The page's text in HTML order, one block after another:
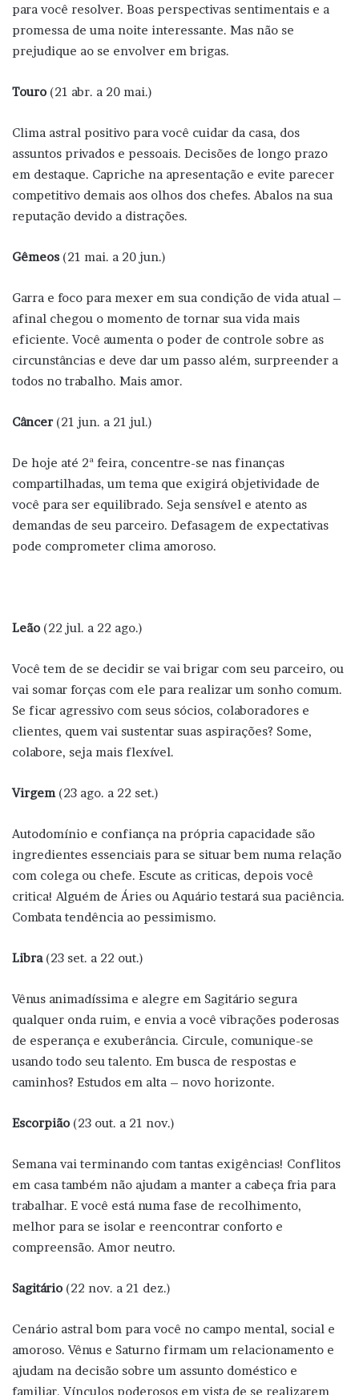
para você resolver. Boas perspectivas sentimentais e a
promessa de uma noite interessante. Mas não se
prejudique ao se envolver em brigas.
Touro (21 abr. a 20 mai.)
Clima astral positivo para você cuidar da casa, dos
assuntos privados e pessoais. Decisões de longo prazo
em destaque. Capriche na apresentação e evite parecer
competitivo demais aos olhos dos chefes. Abalos na sua
reputação devido a distrações.
Gêmeos (21 mai. a 20 jun.)
Garra e foco para mexer em sua condição de vida atual –
afinal chegou o momento de tornar sua vida mais
eficiente. Você aumenta o poder de controle sobre as
circunstâncias e deve dar um passo além, surpreender a
todos no trabalho. Mais amor.
Câncer (21 jun. a 21 jul.)
De hoje até 2ª feira, concentre-se nas finanças
compartilhadas, um tema que exigirá objetividade de
você para ser equilibrado. Seja sensível e atento as
demandas de seu parceiro. Defasagem de expectativas
pode comprometer clima amoroso.
Leão (22 jul. a 22 ago.)
Você tem de se decidir se vai brigar com seu parceiro, ou
vai somar forças com ele para realizar um sonho comum.
Se ficar agressivo com seus sócios, colaboradores e
clientes, quem vai sustentar suas aspirações? Some,
colabore, seja mais flexível.
Virgem (23 ago. a 22 set.)
Autodomínio e confiança na própria capacidade são
ingredientes essenciais para se situar bem numa relação
com colega ou chefe. Escute as criticas, depois você
critica! Alguém de Áries ou Aquário testará sua paciência.
Combata tendência ao pessimismo.
Libra (23 set. a 22 out.)
Vênus animadíssima e alegre em Sagitário segura
qualquer onda ruim, e envia a você vibrações poderosas
de esperança e exuberância. Circule, comunique-se
usando todo seu talento. Em busca de respostas e
caminhos? Estudos em alta – novo horizonte.
Escorpião (23 out. a 21 nov.)
Semana vai terminando com tantas exigências! Conflitos
em casa também não ajudam a manter a cabeça fria para
trabalhar. E você está numa fase de recolhimento,
melhor para se isolar e reencontrar conforto e
compreensão. Amor neutro.
Sagitário (22 nov. a 21 dez.)
Cenário astral bom para você no campo mental, social e
amoroso. Vênus e Saturno firmam um relacionamento e
ajudam na decisão sobre um assunto doméstico e
familiar. Vínculos poderosos em vista de se realizarem